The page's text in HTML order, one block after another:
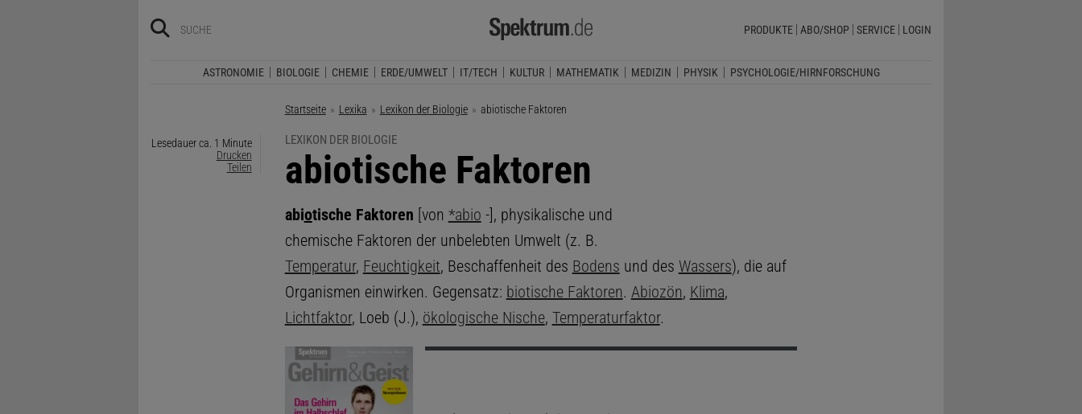
PRODUKTE ABO/SHOP SERVICE LOGIN
ASTRONOMIE BIOLOGIE CHEMIE ERDE/UMWELT IT/TECH KULTUR MATHEMATIK MEDIZIN PHYSIK PSYCHOLOGIE/HIRNFORSCHUNG
Startseite Lexika Lexikon der Biologie Aktuelle Seite:
abiotische Faktoren
Lesedauer ca. 1 Minute
Drucken
Teilen
LEXIKON DER BIOLOGIE
:
abiotische Faktoren
abiotische Faktoren [von *abio -], physikalische und
chemische Faktoren der unbelebten Umwelt (z. B.
Temperatur, Feuchtigkeit, Beschaffenheit des Bodens und des Wassers), die auf
Organismen einwirken. Gegensatz: biotische Faktoren. Abiozön, Klima,
Lichtfaktor, Loeb (J.), ökologische Nische, Temperaturfaktor.